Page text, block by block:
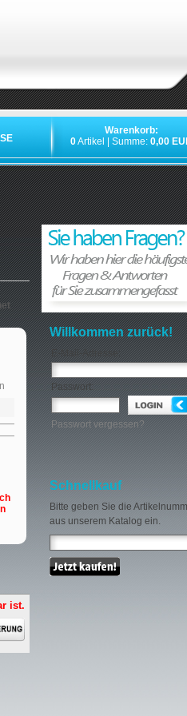
Warenkorb:
0Artikel | Summe: 0,00
ist.
Willkommen zurück!
E-Mail-Adresse:
Passwort:
Passwort vergessen?
Schnellkauf
Bitte geben Sie die
aus unserem Katalog ein.